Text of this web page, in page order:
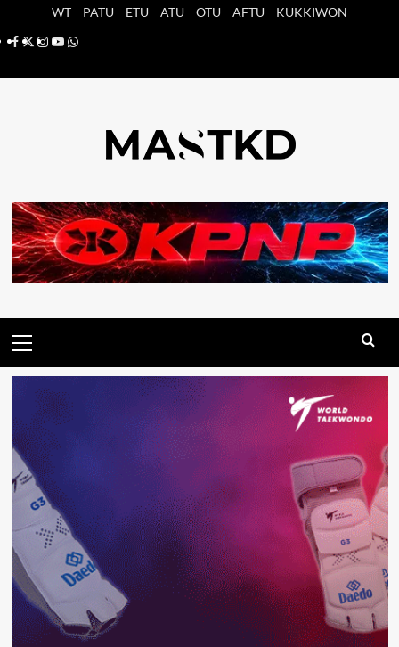
WT PATU ETU ATU OTU AFTU
KUKKIWON
Facebook
X Instagram
YouTube
Whatsapp
principal